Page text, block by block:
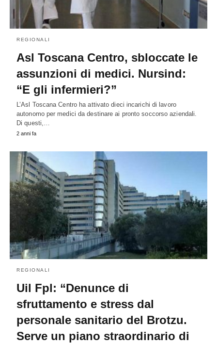
REGIONALI
Asl Toscana Centro, sbloccate le
assunzioni di medici. Nursind:
“E gli infermieri?”
L’Asl Toscana Centro ha attivato dieci incarichi di lavoro
autonomo per medici da destinare ai pronto soccorso aziendali.
Di questi,…
2 anni fa
REGIONALI
Uil Fpl: “Denunce di
sfruttamento e stress dal
personale sanitario del Brotzu.
Serve un piano straordinario di